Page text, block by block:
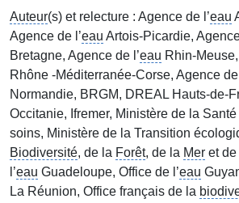
Auteur(s) et relecture : Agence de l’eau
Agence de l’eau Artois-Picardie,
Bretagne, Agence de l’eau Rhin-
Rhône -Méditerranée-Corse, Agence de
Normandie, BRGM, DREAL Hauts-de-
Occitanie, Ifremer, Ministère de la Santé
soins, Ministère de la Transition
Biodiversité, de la Forêt, de la Mer et
l’eau Guadeloupe, Office de l’eau
La Réunion, Office français de la